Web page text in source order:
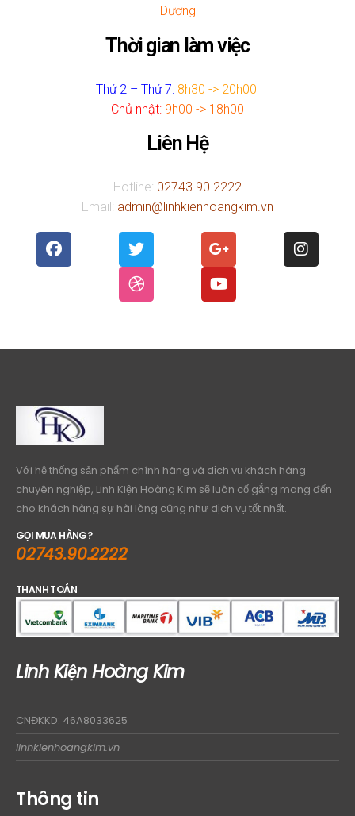
Dương
Thời gian làm việc
Thứ 2 – Thứ 7: 8h30 -> 20h00
Chủ nhật: 9h00 -> 18h00
Liên Hệ
Hotline: 02743.90.2222
Email: admin@linhkienhoangkim.vn
Với hệ thống sản phẩm chính hãng và dịch vụ khách hàng
chuyên nghiệp, Linh Kiện Hoàng Kim sẽ luôn cố gắng mang đến
cho khách hàng sự hài lòng cũng như dịch vụ tốt nhất.
GỌI MUA HÀNG?
02743.90.2222
THANH TOÁN
Linh Kiện Hoàng Kim
CNĐKKD: 46A8033625
linhkienhoangkim.vn
Thông tin